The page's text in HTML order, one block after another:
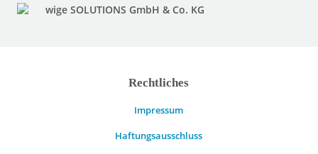
wige SOLUTIONS GmbH & Co. KG
Rechtliches
Impressum
Haftungsausschluss